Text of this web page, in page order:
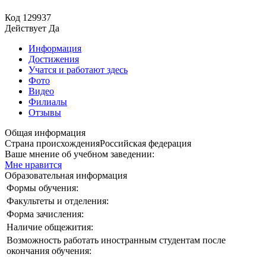
Код 129937
Действует Да
Информация
Достижения
Учатся и работают здесь
Фото
Видео
Филиалы
Отзывы
Общая информация
Страна происхожденияРоссийская федерация
Ваше мнение об учебном заведении:
Мне нравится
Образовательная информация
Формы обучения:
Факультеты и отделения:
Форма зачисления:
Наличие общежития:
Возможность работать иностранным студентам после
окончания обучения: